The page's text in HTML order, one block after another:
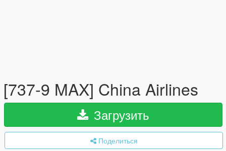
[737-9 MAX] China Airlines
Загрузить
Поделиться